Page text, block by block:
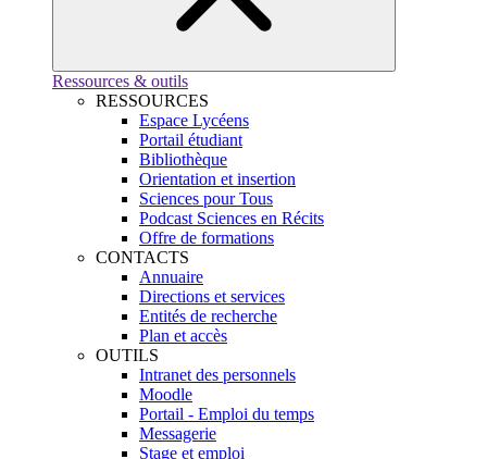
Ressources & outils
RESSOURCES
Espace Lycéens
Portail étudiant
Bibliothèque
Orientation et insertion
Sciences pour Tous
Podcast Sciences en Récits
Offre de formations
CONTACTS
Annuaire
Directions et services
Entités de recherche
Plan et accès
OUTILS
Intranet des personnels
Moodle
Portail - Emploi du temps
Messagerie
Stage et emploi